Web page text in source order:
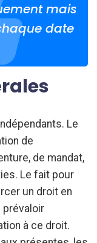
mais
date
Le
de
de mandat,
Le fait pour
un droit en
prévaloir
à ce droit.